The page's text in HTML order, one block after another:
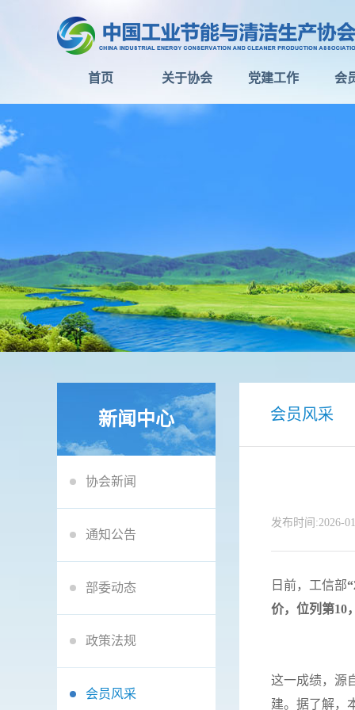
首页 关于协会 党建工作 会
新闻中心
协会新闻
通知公告
部委动态
政策法规
会员风采
会员风采
发布时间:2026-
日前，工信部
价，位列第10
这一成绩，源
建。据了解，